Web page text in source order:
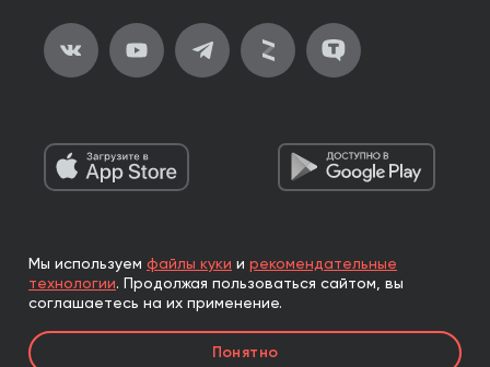
2026, ООО «Альпина Паблишер»
Все права защищены
Книги реализуются ООО «Альпина Паблишер»
по договору комиссии с ООО «Альпина нон-фикшн»,
Мы используем файлы куки и рекомендательные
технологии. Продолжая пользоваться сайтом, вы
соглашаетесь на их применение.
Понятно